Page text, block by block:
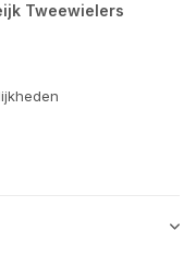
Tweewielers